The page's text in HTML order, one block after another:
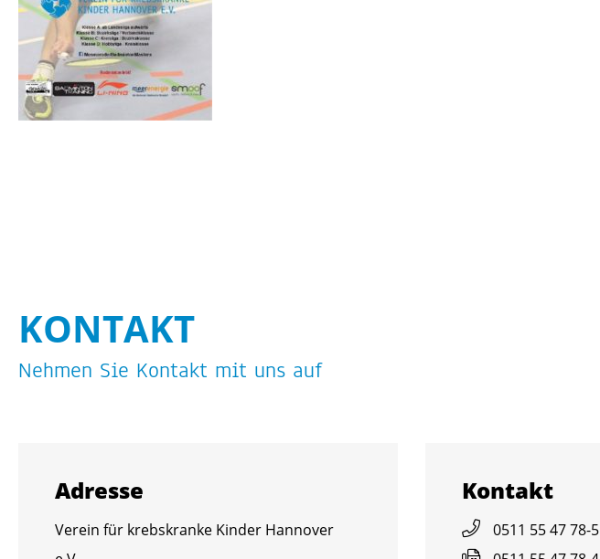
BRÜ­CKEN­TEAM
VER­AN­STAL­TUN­GEN
MUT­PER­LEN
KON­TAKT
Neh­men Sie Kon­takt mit uns auf
Adres­se
Ver­ein für krebs­kran­ke Kin­der Han­no­ver
Kon­takt
0511 55 47 78-5